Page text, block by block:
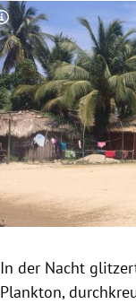
Untermenü
Untermenü
Untermenü
Untermenü
Untermenü
Untermenü
Copyright-Hinweis
In der Nacht
Plankton,